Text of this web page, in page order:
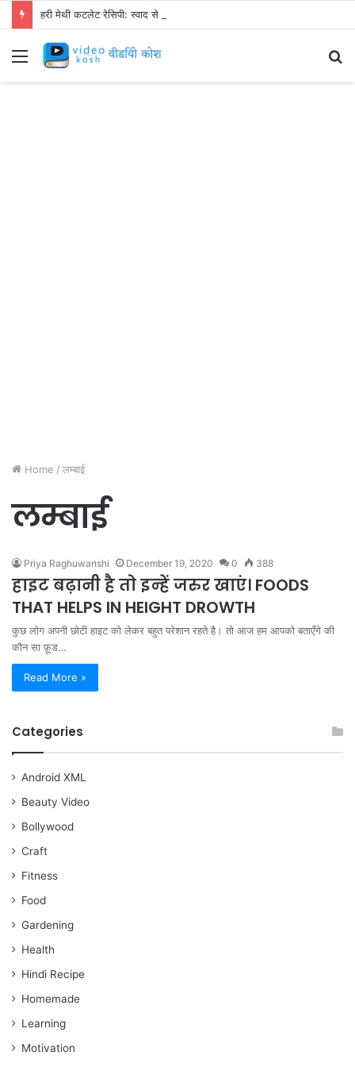
हरी मेथी कटलेट रेसिपी: स्वाद से भरपूर और स्वस्थ नाश्ता बनाएं!
Menu
Home / लम्बाई
लम्बाई
Priya Raghuwanshi December 19, 2020 0 388
हाइट बढ़ानी है तो इन्‍हें जरुर खाएं। FOODS
THAT HELPS IN HEIGHT DROWTH
कुछ लोग अपनी छोटी हाइट को लेकर बहुत परेशान रहते है। तो आज हम आपको बताएँगे की
कौन सा फ़ूड…
Read More »
Categories
Android XML
Beauty Video
Bollywood
Craft
Fitness
Food
Gardening
Health
Hindi Recipe
Homemade
Learning
Motivation